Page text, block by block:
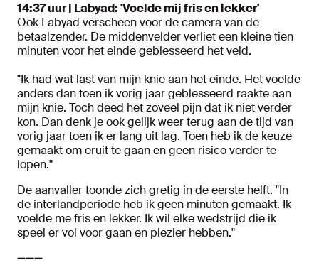
14:37 uur | Labyad: 'Voelde mij fris en lekker'
Ook Labyad verscheen voor de camera van de
betaalzender. De middenvelder verliet een kleine tien
minuten voor het einde geblesseerd het veld.
"Ik had wat last van mijn knie aan het einde. Het voelde
anders dan toen ik vorig jaar geblesseerd raakte aan
mijn knie. Toch deed het zoveel pijn dat ik niet verder
kon. Dan denk je ook gelijk weer terug aan de tijd van
vorig jaar toen ik er lang uit lag. Toen heb ik de keuze
gemaakt om eruit te gaan en geen risico verder te
lopen."
De aanvaller toonde zich gretig in de eerste helft. "In
de interlandperiode heb ik geen minuten gemaakt. Ik
voelde me fris en lekker. Ik wil elke wedstrijd die ik
speel er vol voor gaan en plezier hebben."
➖➖➖